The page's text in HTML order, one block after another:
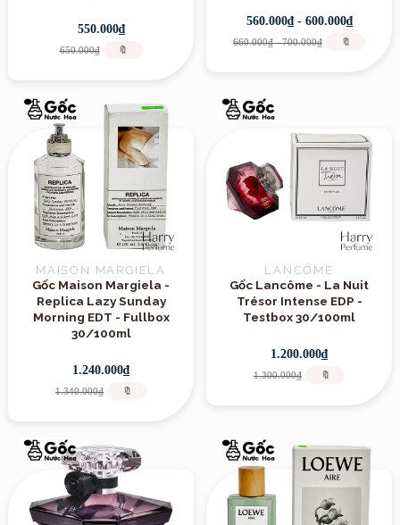
550.000₫
650.000₫ 🔖
560.000₫ - 600.000₫
660.000₫ - 700.000₫ 🔖
MAISON MARGIELA
Gốc Maison Margiela -
Replica Lazy Sunday
Morning EDT - Fullbox
30/100ml
1.240.000₫
1.340.000₫ 🔖
LANCÔME
Gốc Lancôme - La Nuit
Trésor Intense EDP -
Testbox 30/100ml
1.200.000₫
1.300.000₫ 🔖